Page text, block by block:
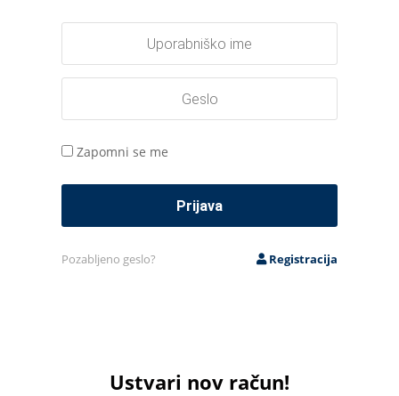
Zapomni se me
Pozabljeno geslo? Registracija
Ustvari nov račun!